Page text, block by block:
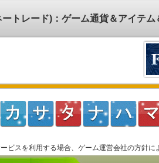
ートレード)：ゲーム通貨＆アイテ
ビスを利用する場合、ゲーム運営会社の方針